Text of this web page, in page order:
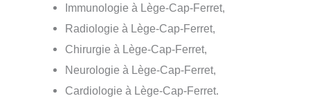
Immunologie à Lège-Cap-Ferret,
Radiologie à Lège-Cap-Ferret,
Chirurgie à Lège-Cap-Ferret,
Neurologie à Lège-Cap-Ferret,
Cardiologie à Lège-Cap-Ferret.